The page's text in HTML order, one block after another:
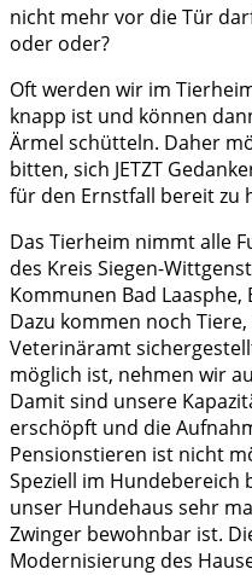
nicht mehr vor die Tür
oder oder?
Oft werden wir im
knapp ist und können
Ärmel schütteln. Daher
bitten, sich JETZT
für den Ernstfall bereit zu
Das Tierheim nimmt alle
des Kreis Siegen-
Kommunen Bad
Dazu kommen noch
Veterinäramt
möglich ist, nehmen wir
Damit sind unsere
erschöpft und die
Pensionstieren ist nicht
Speziell im Hundebereich
unser Hundehaus sehr
Zwinger bewohnbar ist.
Modernisierung des